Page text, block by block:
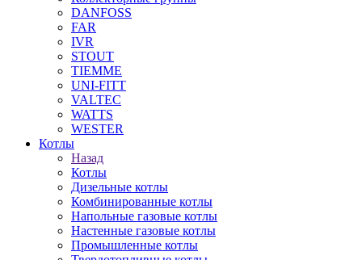
DANFOSS
FAR
IVR
STOUT
TIEMME
UNI-FITT
VALTEC
WATTS
WESTER
Котлы
Назад
Котлы
Дизельные котлы
Комбинированные котлы
Напольные газовые котлы
Настенные газовые котлы
Промышленные котлы